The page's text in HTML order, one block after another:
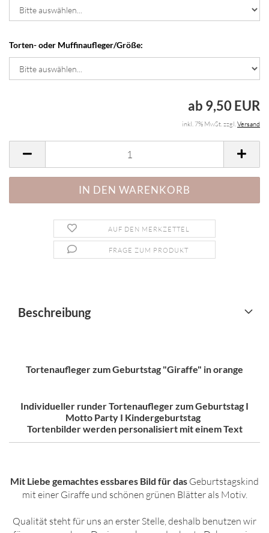
Torten- oder Muffinaufleger/Größe:
ab 9,50 EUR
inkl. 7% MwSt. zzgl.Versand
AUF DEN MERKZETTEL
FRAGE ZUM PRODUKT
Beschreibung
Tortenaufleger zum Geburtstag "Giraffe" in orange
Individueller runder Tortenaufleger zum Geburtstag I
Motto Party I Kindergeburtstag
Tortenbilder werden personalisiert mit einem Text
Mit Liebe gemachtes essbares Bild für das Geburtstagskind
mit einer Giraffe und schönen grünen Blätter als Motiv.
Qualität steht für uns an erster Stelle, deshalb benutzen wir